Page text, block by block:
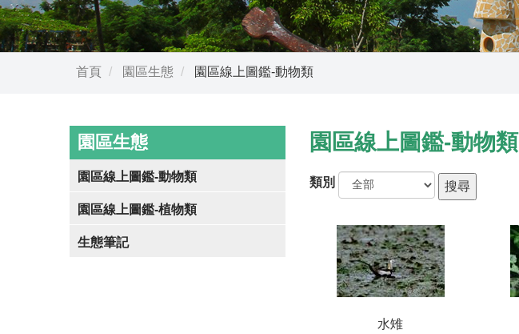
首頁 園區生態 園區線上圖鑑-動物類
園區生態
園區線上圖鑑-動物類
園區線上圖鑑-植物類
生態筆記
園區線上圖鑑-動物類
類別
水雉